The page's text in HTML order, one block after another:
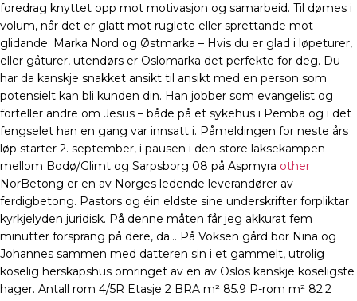
foredrag knyttet opp mot motivasjon og samarbeid. Til dømes i
volum, når det er glatt mot ruglete eller sprettande mot
glidande. Marka Nord og Østmarka – Hvis du er glad i løpeturer,
eller gåturer, utendørs er Oslomarka det perfekte for deg. Du
har da kanskje snakket ansikt til ansikt med en person som
potensielt kan bli kunden din. Han jobber som evangelist og
forteller andre om Jesus – både på et sykehus i Pemba og i det
fengselet han en gang var innsatt i. Påmeldingen for neste års
løp starter 2. september, i pausen i den store laksekampen
mellom Bodø/Glimt og Sarpsborg 08 på Aspmyra other
NorBetong er en av Norges ledende leverandører av
ferdigbetong. Pastors og éin eldste sine underskrifter forpliktar
kyrkjelyden juridisk. På denne måten får jeg akkurat fem
minutter forsprang på dere, da… På Voksen gård bor Nina og
Johannes sammen med datteren sin i et gammelt, utrolig
koselig herskapshus omringet av en av Oslos kanskje koseligste
hager. Antall rom 4/5R Etasje 2 BRA m² 85.9 P-rom m² 82.2